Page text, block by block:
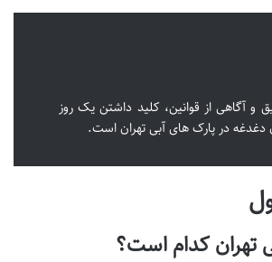
و آگاهی از قوانین، کلید داشتن یک روز
دغدغه در پارک های آبی تهران است.
تهران کدام است؟